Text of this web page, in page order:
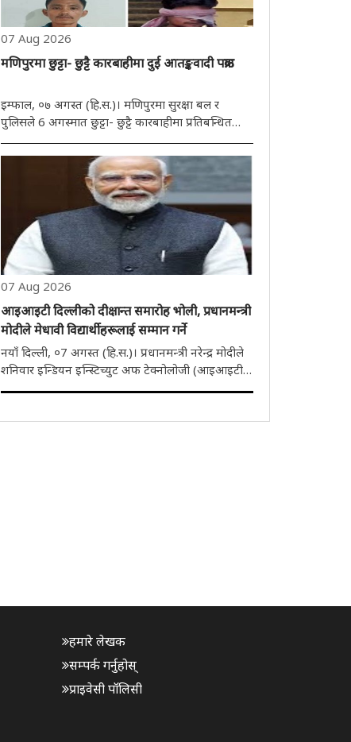
07 Aug 2026
मणिपुरमा छुट्टा- छुट्टै कारबाहीमा दुई आतङ्कवादी पक्राउ
इम्फाल, ०७ अगस्त (हि.स.)। मणिपुरमा सुरक्षा बल र
पुलिसले 6 अगस्मात छुट्टा- छुट्टै कारबाहीमा प्रतिबन्धित
अर्को कारबाहीमा 139 ग्राम संदिग्ध ब्राउन शुगर जफत
गरियो। मणिपुर पुलिसले शुक्रवार भने, ..
07 Aug 2026
आइआइटी दिल्लीको दीक्षान्त समारोह भोली, प्रधानमन्त्री
मोदीले मेधावी विद्यार्थीहरूलाई सम्मान गर्ने
नयाँ दिल्ली, ०7 अगस्त (हि.स.)। प्रधानमन्त्री नरेन्द्र मोदीले
शनिवार इन्डियन इन्स्टिच्युट अफ टेक्नोलोजी (आइआइटी),
सोनीपत क्याम्पसमा स्थापित एआई-सं..
हमारे लेखक
सम्पर्क गर्नुहोस्
प्राइवेसी पॉलिसी